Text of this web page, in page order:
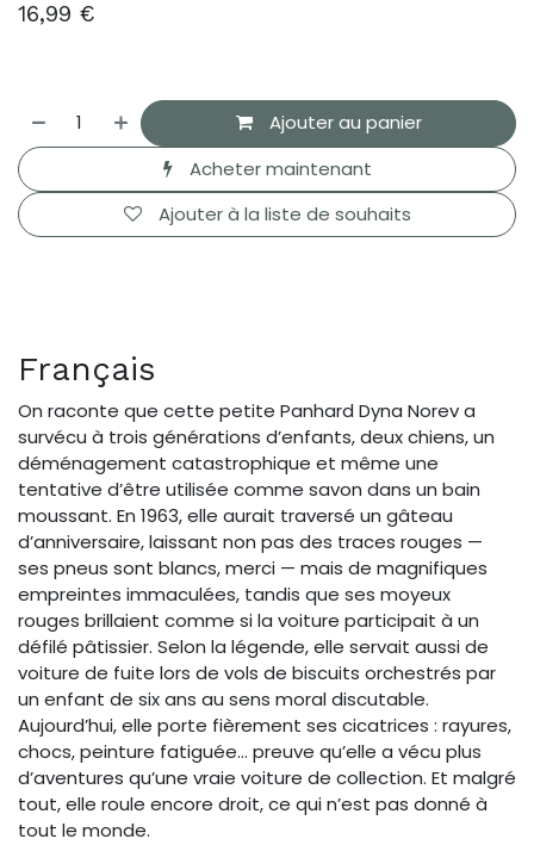
16,99 €
Ajouter au panier
Acheter maintenant
Ajouter à la liste de souhaits
Français
On raconte que cette petite Panhard Dyna Norev a
survécu à trois générations d’enfants, deux chiens, un
déménagement catastrophique et même une
tentative d’être utilisée comme savon dans un bain
moussant. En 1963, elle aurait traversé un gâteau
d’anniversaire, laissant non pas des traces rouges —
ses pneus sont blancs, merci — mais de magnifiques
empreintes immaculées, tandis que ses moyeux
rouges brillaient comme si la voiture participait à un
défilé pâtissier. Selon la légende, elle servait aussi de
voiture de fuite lors de vols de biscuits orchestrés par
un enfant de six ans au sens moral discutable.
Aujourd’hui, elle porte fièrement ses cicatrices : rayures,
chocs, peinture fatiguée… preuve qu’elle a vécu plus
d’aventures qu’une vraie voiture de collection. Et malgré
tout, elle roule encore droit, ce qui n’est pas donné à
tout le monde.